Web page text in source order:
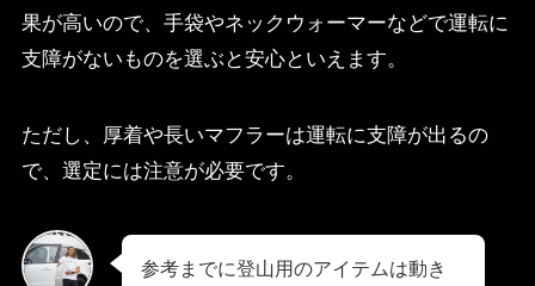
果が高いので、手袋やネックウォーマーなどで運転に
支障がないものを選ぶと安心といえます。
ただし、厚着や長いマフラーは運転に支障が出るの
で、選定には注意が必要です。
参考までに登山用のアイテムは動き